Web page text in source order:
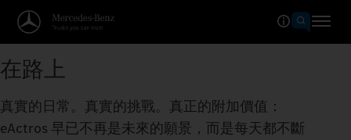
在路上
真實的日常。真實的挑戰。真正的附加價值：
eActros 早已不再是未來的願景，而是每天都不斷